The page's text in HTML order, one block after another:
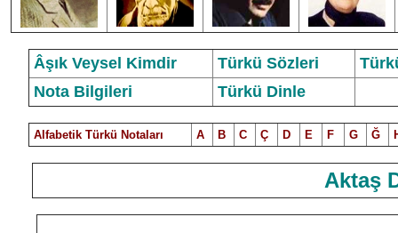
Âşık Veysel Kimdir Türkü Sözleri
Nota Bilgileri
Türkü Dinle
Alfabetik Türkü Notaları A B C Ç D E F G Ğ
Aktaş